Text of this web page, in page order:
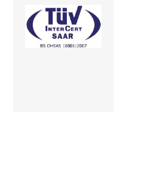
OHSAS 18001
(descargar)